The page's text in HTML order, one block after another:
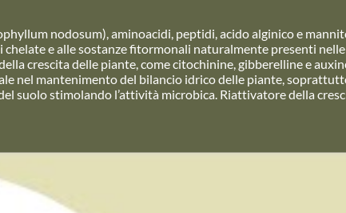
nodosum), aminoacidi, peptidi, acido alginico e
e alle sostanze fitormonali naturalmente presenti
crescita delle piante, come citochinine, gibberelline e
nel mantenimento del bilancio idrico delle piante,
suolo stimolando l’attività microbica. Riattivatore della